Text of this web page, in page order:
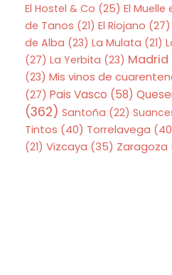
El Hostel & Co (25) El Muelle
de Tanos (21) El Riojano (27)
de Alba (23) La Mulata (21)
(27) La Yerbita (23) Madrid
(23) Mis vinos de
(27) Pais Vasco (58)
(362) Santoña (22)
Tintos (40) Torrelavega
(21) Vizcaya (35) Zaragoza